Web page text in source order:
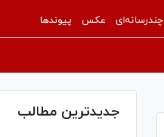
چندرسانه‌ای عکس پیوندها
جدیدترین مطالب